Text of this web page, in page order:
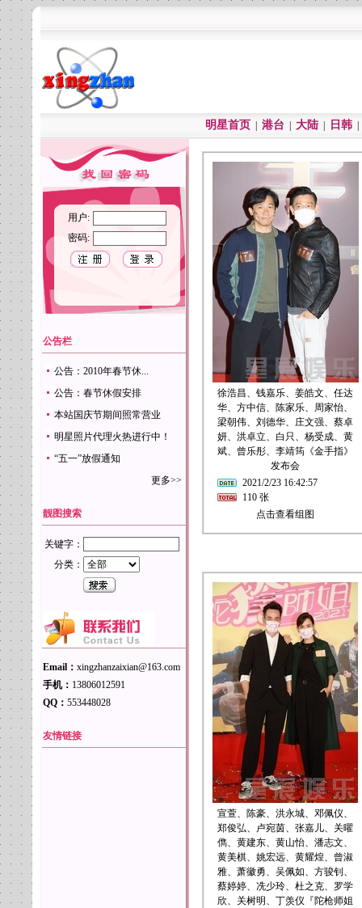
明星首页 港台 大陆 日韩
用户:
密码:
公告栏
公告：2010年春节休...
公告：春节休假安排
本站国庆节期间照常营业
明星照片代理火热进行中！
“五一”放假通知
更多>>
靓图搜索
关键字：
分类：
Email： xingzhanzaixian@163.com
手机： 13806012591
QQ： 553448028
友情链接
徐浩昌、钱嘉乐、姜皓文、任达
华、方中信、陈家乐、周家怡、
梁朝伟、刘德华、庄文强、蔡卓
妍、洪卓立、白只、杨受成、黄
斌、曾乐彤、李靖筠《金手指》
发布会
2021/2/23 16:42:57
110 张
点击查看组图
宣萱、陈豪、洪永城、邓佩仪、
郑俊弘、卢宛茵、张嘉儿、关曜
儁、黄建东、黄山怡、潘志文、
黄美棋、姚宏远、黄耀煌、曾淑
雅、萧徽勇、吴佩如、方骏钊、
蔡婷婷、冼少玲、杜之克、罗学
欣、关树明、丁羡仪『陀枪师姐